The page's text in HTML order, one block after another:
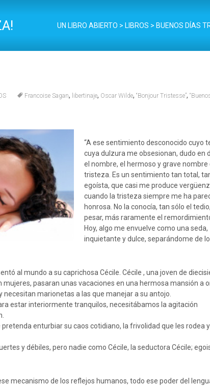
UN LIBRO ABIERTO > LIBROS > BUENOS DÍAS
Francoise Sagan, libertinaje, Oscar Wilde,“Bonjour Tristesse”,
“A ese sentimiento desconocido cuyo
cuya dulzura me obsesionan, dudo en
el nombre, el hermoso y grave nombre
tristeza. Es un sentimiento tan total,
egoísta, que casi me produce
cuando la tristeza siempre me ha
honrosa. No la conocía, tan sólo el
pesar, más raramente el
Hoy, algo me envuelve como una seda,
inquietante y dulce, separándome de
al mundo a su caprichosa Cécile. Cécile , una joven de
pasaran unas vacaciones en una hermosa mansión a
marionetas a las que manejar a su antojo.
estar interiormente tranquilos, necesitábamos la agitación
enturbiar su caos cotidiano, la frivolidad que les rodea
y débiles, pero nadie como Cécile, la seductora Cécile;
mecanismo de los reflejos humanos, todo ese poder del